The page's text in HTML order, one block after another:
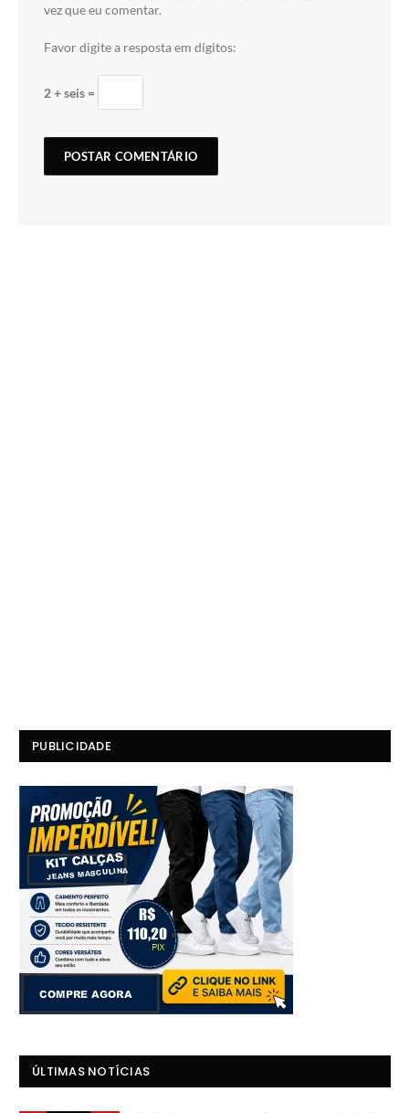
vez que eu comentar.
Favor digite a resposta em dígitos:
2 + seis =
PUBLICIDADE
ÚLTIMAS NOTÍCIAS